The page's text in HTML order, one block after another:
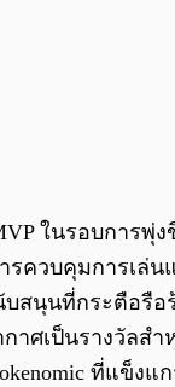
ในรอบการพุ่
ควบคุมการเล่น
บสนุนที่กระตือรือ
าศเป็นรางวัลสำ
ที่แข็งแ